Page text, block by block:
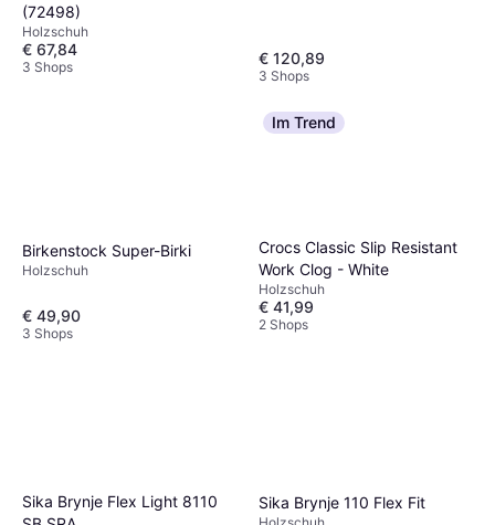
(72498)
Holzschuh
€ 67,84
3 Shops € 120,89
3 Shops
Birkenstock Super-Birki
Holzschuh
€ 49,90
3 Shops
Im Trend
Crocs Classic Slip Resistant
Work Clog - White
Holzschuh
€ 41,99
2 Shops
Sika Brynje Flex Light 8110
Sika Brynje 110 Flex Fit